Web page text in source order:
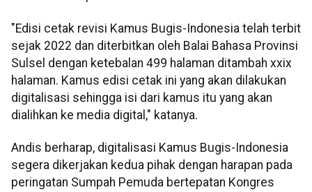
"Edisi cetak revisi Kamus Bugis-Indonesia telah terbit
sejak 2022 dan diterbitkan oleh Balai Bahasa Provinsi
Sulsel dengan ketebalan 499 halaman ditambah xxix
halaman. Kamus edisi cetak ini yang akan dilakukan
digitalisasi sehingga isi dari kamus itu yang akan
dialihkan ke media digital," katanya.
Andis berharap, digitalisasi Kamus Bugis-Indonesia
segera dikerjakan kedua pihak dengan harapan pada
peringatan Sumpah Pemuda bertepatan Kongres